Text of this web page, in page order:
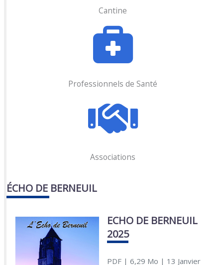
Cantine
Professionnels de Santé
Associations
ÉCHO DE BERNEUIL
ECHO DE BERNEUIL
2025
PDF| 6,29 Mo | 13 Janvier